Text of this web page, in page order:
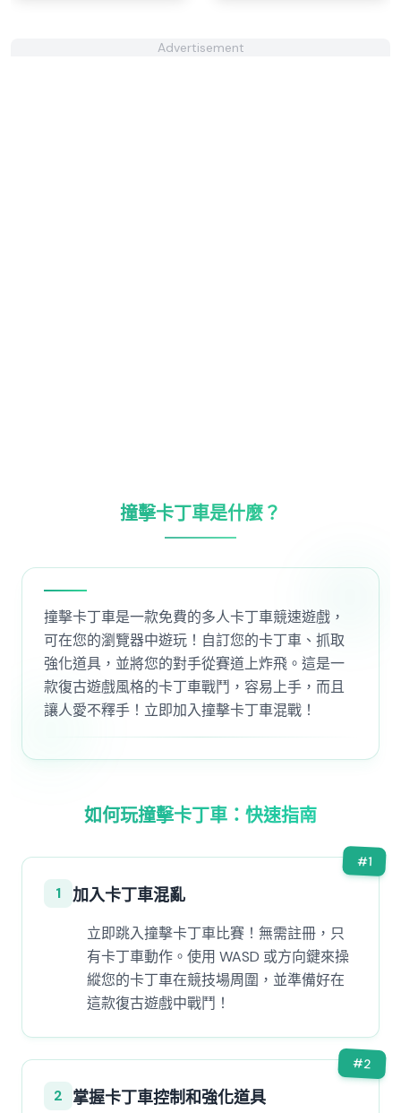
Advertisement
撞擊卡丁車是什麼？
撞擊卡丁車是一款免費的多人卡丁車競速遊戲，
可在您的瀏覽器中遊玩！自訂您的卡丁車、抓取
強化道具，並將您的對手從賽道上炸飛。這是一
款復古遊戲風格的卡丁車戰鬥，容易上手，而且
讓人愛不釋手！立即加入撞擊卡丁車混戰！
如何玩撞擊卡丁車：快速指南
#1
1 加入卡丁車混亂
立即跳入撞擊卡丁車比賽！無需註冊，只
有卡丁車動作。使用 WASD 或方向鍵來操
縱您的卡丁車在競技場周圍，並準備好在
這款復古遊戲中戰鬥！
#2
2 掌握卡丁車控制和強化道具